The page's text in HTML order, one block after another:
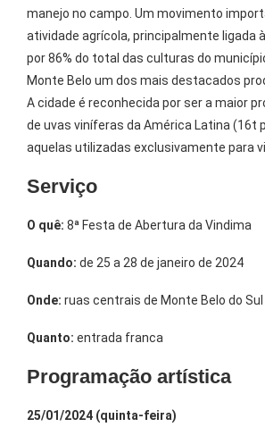
manejo no campo. Um movimento
atividade agrícola, principalmente ligada
por 86% do total das culturas do
Monte Belo um dos mais destacados
A cidade é reconhecida por ser a maior
de uvas viníferas da América Latina (16t
aquelas utilizadas exclusivamente para
Serviço
O quê: 8ª Festa de Abertura da Vindima
Quando: de 25 a 28 de janeiro de 2024
Onde: ruas centrais de Monte Belo do Sul
Quanto: entrada franca
Programação artística
25/01/2024 (quinta-feira)